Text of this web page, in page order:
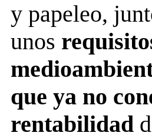
y papeleo,
unos
que ya no
rentabilidad